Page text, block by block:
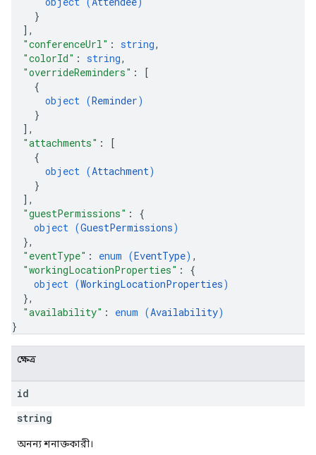
}
] ,
"conferenceUrl" : string,
"colorId" : string,
"overrideReminders" :
[
{
object (Reminder)
}
] ,
"attachments" :
[
{
object (Attachment)
}
] ,
"guestPermissions" : {
object (GuestPermissions)
},
"eventType" : enum (EventType) ,
"workingLocationProperties" : {
object (WorkingLocationProperties)
},
"availability" : enum (Availability)
}
ক্ষেত্র
id
string
অনন্য শনাক্তকারী।